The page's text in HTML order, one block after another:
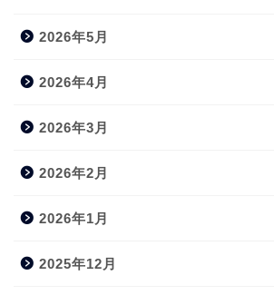
2026年5月
2026年4月
2026年3月
2026年2月
2026年1月
2025年12月